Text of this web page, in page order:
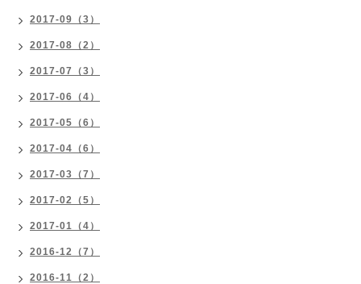
2017-09（3）
2017-08（2）
2017-07（3）
2017-06（4）
2017-05（6）
2017-04（6）
2017-03（7）
2017-02（5）
2017-01（4）
2016-12（7）
2016-11（2）